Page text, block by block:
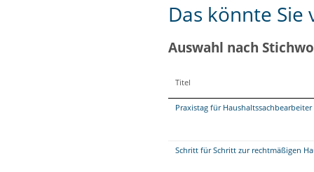
Das könnte
Auswahl nach
Titel
Praxistag für
Schritt für Schritt zur rechtmäßigen